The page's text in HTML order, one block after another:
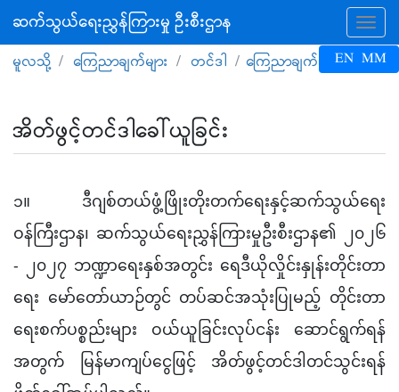
ဆက်သွယ်ရေးညွှန်ကြားမှု ဦးစီးဌာန
EN MM
မူလသို့ ကြေညာချက်များ တင်ဒါ ကြေညာချက်အပြည့်အစုံ
အိတ်ဖွင့်တင်ဒါခေါ်ယူခြင်း
၁။
ဒီဂျစ်တယ်ဖွံ့ဖြိုးတိုးတက်ရေးနှင့်ဆက်သွယ်ရေး
ဝန်ကြီးဌာန၊ ဆက်သွယ်ရေးညွှန်ကြားမှုဦးစီးဌာန၏ ၂၀၂၆
- ၂၀၂၇ ဘဏ္ဍာရေးနှစ်အတွင်း ရေဒီယိုလှိုင်းနှုန်းတိုင်းတာ
ရေး မော်တော်ယာဉ်တွင် တပ်ဆင်အသုံးပြုမည့် တိုင်းတာ
ရေးစက်ပစ္စည်းများ ဝယ်ယူခြင်းလုပ်ငန်း ဆောင်ရွက်ရန်
အတွက် မြန်မာကျပ်ငွေဖြင့် အိတ်ဖွင့်တင်ဒါတင်သွင်းရန်